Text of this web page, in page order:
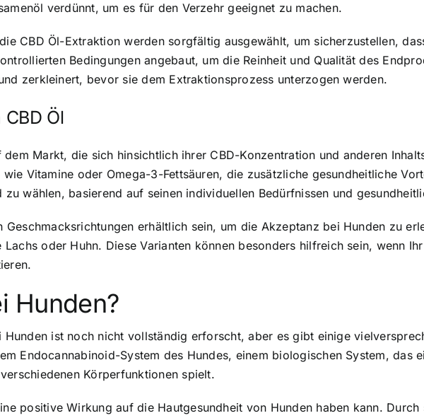
verdünnt, um es für den Verzehr geeignet zu machen.
CBD Öl-Extraktion werden sorgfältig ausgewählt, um sicherzustellen,
Bedingungen angebaut, um die Reinheit und Qualität des
zerkleinert, bevor sie dem Extraktionsprozess unterzogen werden.
Öl
Markt, die sich hinsichtlich ihrer CBD-Konzentration und anderen
Vitamine oder Omega-3-Fettsäuren, die zusätzliche gesundheitliche
wählen, basierend auf seinen individuellen Bedürfnissen und
Geschmacksrichtungen erhältlich sein, um die Akzeptanz bei Hunden zu
oder Huhn. Diese Varianten können besonders hilfreich sein, wenn
Hunden?
Hunden ist noch nicht vollständig erforscht, aber es gibt einige
Endocannabinoid-System des Hundes, einem biologischen System, das
Körperfunktionen spielt.
positive Wirkung auf die Hautgesundheit von Hunden haben kann. Durch